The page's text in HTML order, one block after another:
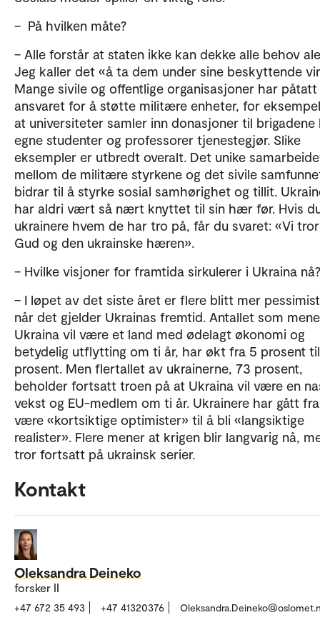
– På hvilken måte?
– Alle forstår at staten ikke kan dekke alle behov
Jeg kaller det «å ta dem under sine beskyttende
Mange sivile og offentlige organisasjoner har påtatt
ansvaret for å støtte militære enheter, for
at universiteter samler inn donasjoner til brigadene
egne studenter og professorer tjenestegjør. Slike
eksempler er utbredt overalt. Det unike
mellom de militære styrkene og det sivile
bidrar til å styrke sosial samhørighet og tillit.
har aldri vært så nært knyttet til sin hær før. Hvis
ukrainere hvem de har tro på, får du svaret: «Vi
Gud og den ukrainske hæren».
– Hvilke visjoner for framtida sirkulerer i Ukraina
– I løpet av det siste året er flere blitt mer
når det gjelder Ukrainas fremtid. Antallet som
Ukraina vil være et land med ødelagt økonomi og
betydelig utflytting om ti år, har økt fra 5 prosent til
prosent. Men flertallet av ukrainerne, 73 prosent,
beholder fortsatt troen på at Ukraina vil være en
vekst og EU-medlem om ti år. Ukrainere har gått
være «kortsiktige optimister» til å bli «langsiktige
realister». Flere mener at krigen blir langvarig nå,
tror fortsatt på ukrainsk serier.
Kontakt
Oleksandra Deineko
forsker II
+47 672 35 493 +47 41320376